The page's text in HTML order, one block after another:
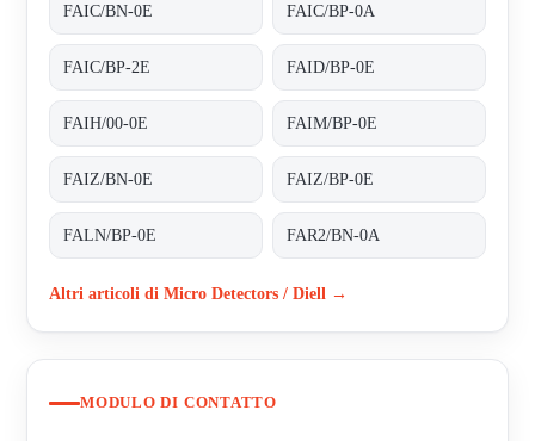
FAIC/BN-0E FAIC/BP-0A
FAIC/BP-2E FAID/BP-0E
FAIH/00-0E FAIM/BP-0E
FAIZ/BN-0E FAIZ/BP-0E
FALN/BP-0E FAR2/BN-0A
Altri articoli di Micro Detectors / Diell →
MODULO DI CONTATTO